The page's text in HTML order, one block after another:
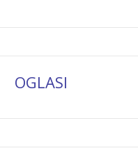
OGLASI